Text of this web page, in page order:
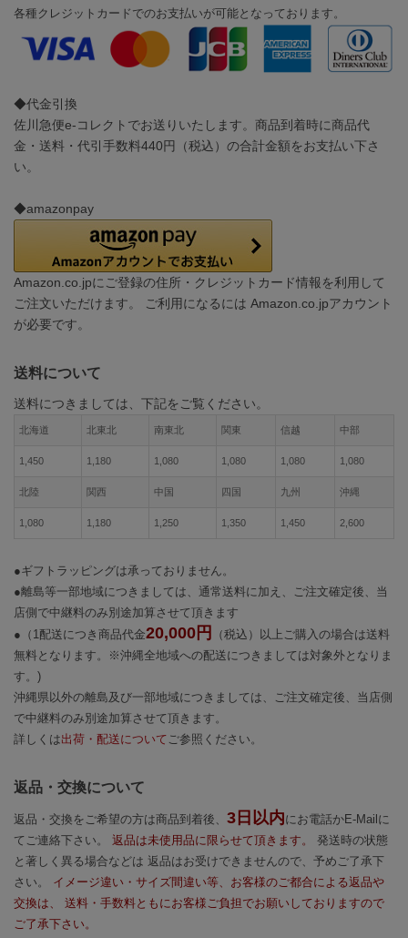
各種クレジットカードでのお支払いが可能となっております。
◆代金引換
佐川急便e-コレクトでお送りいたします。商品到着時に商品代
金・送料・代引手数料440円（税込）の合計金額をお支払い下さ
い。
◆amazonpay
Amazon.co.jpにご登録の住所・クレジットカード情報を利用して
ご注文いただけます。 ご利用になるには Amazon.co.jpアカウント
が必要です。
送料について
送料につきましては、下記をご覧ください。
北海道 北東北 南東北 関東 信越 中部
1,450 1,180 1,080 1,080 1,080 1,080
北陸 関西 中国 四国 九州 沖縄
1,080 1,180 1,250 1,350 1,450 2,600
●ギフトラッピングは承っておりません。
●離島等一部地域につきましては、通常送料に加え、ご注文確定後、当
店側で中継料のみ別途加算させて頂きます
●（1配送につき商品代金20,000円
（税込）以上ご購入の場合は送料
無料となります。※沖縄全地域への配送につきましては対象外となりま
す。)
沖縄県以外の離島及び一部地域につきましては、ご注文確定後、当店側
で中継料のみ別途加算させて頂きます。
詳しくは出荷・配送について ご参照ください。
返品・交換について
返品・交換をご希望の方は商品到着後、 3日以内にお電話かE-Mailに
てご連絡下さい。 返品は未使用品に限らせて頂きます。
発送時の状態
と著しく異る場合などは 返品はお受けできませんので、予めご了承下
さい。 イメージ違い・サイズ間違い等、お客様のご都合による返品や
交換は、 送料・手数料ともにお客様ご負担でお願いしておりますので
ご了承下さい。